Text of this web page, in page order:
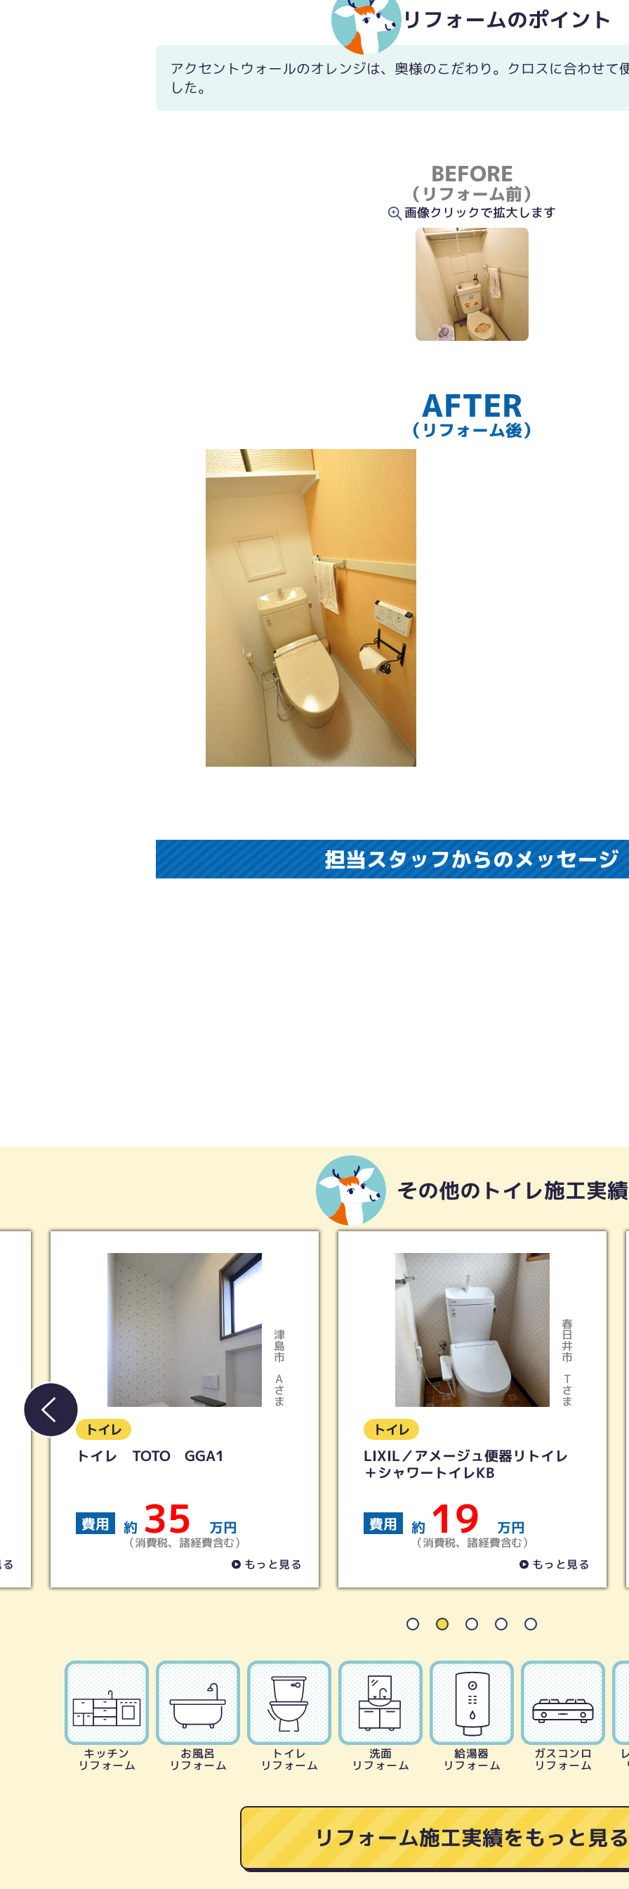
リフォームのポイント
アクセントウォールのオレンジは、奥様のこだわり。クロスに合わせて
した。
BEFORE
（リフォーム前）
画像クリックで拡大します
AFTER
（リフォーム後）
担当スタッフからのメッセージ
その他のトイレ施工実績
津島市
トイレ
トイレ TOTO GGA1
費用 約 35 万円
（消費税、諸経費含む）
もっと見る
春日井市
Tさま
トイレ
LIXIL／アメージュ便器リトイレ
＋シャワートイレKB
費用 約 19 万円
（消費税、諸経費含む）
もっと見る
キッチン
リフォーム
お風呂
リフォーム
トイレ
リフォーム
洗面
リフォーム
給湯器
リフォーム
ガスコンロ
リフォーム
リフォーム施工実績をもっと見る